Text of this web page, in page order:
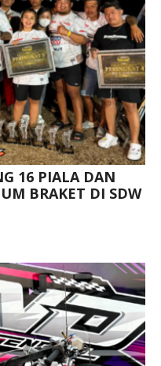
16 PIALA DAN
BRAKET DI SDW